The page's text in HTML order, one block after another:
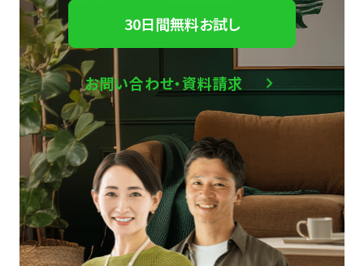
30日間無料お試し
お問い合わせ・資料請求